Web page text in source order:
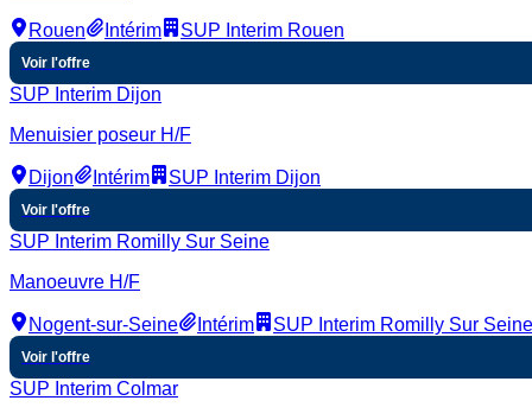
Rouen Intérim SUP Interim Rouen
Voir l'offre
SUP Interim Dijon
Menuisier poseur H/F
Dijon Intérim SUP Interim Dijon
Voir l'offre
SUP Interim Romilly Sur Seine
Manoeuvre H/F
Nogent-sur-Seine Intérim SUP Interim Romilly Sur Seine
Voir l'offre
SUP Interim Colmar